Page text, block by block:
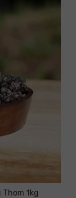
1kg